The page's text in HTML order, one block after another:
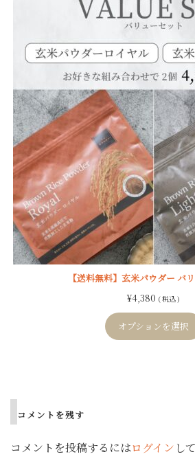
【送料無料】玄米パウダー バ
¥4,380 ( 税込 )
オプションを選択
コメントを残す
コメントを投稿するにはログイン し